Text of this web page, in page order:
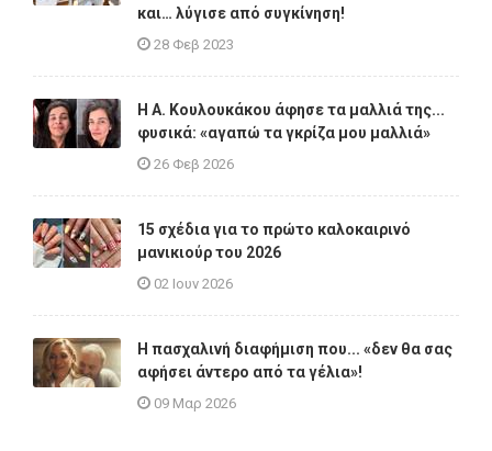
και… λύγισε από συγκίνηση!
28 Φεβ 2023
Η A. Κουλουκάκου άφησε τα μαλλιά της...
φυσικά: «αγαπώ τα γκρίζα μου μαλλιά»
26 Φεβ 2026
15 σχέδια για το πρώτο καλοκαιρινό
μανικιούρ του 2026
02 Ιουν 2026
Η πασχαλινή διαφήμιση που... «δεν θα σας
αφήσει άντερο από τα γέλια»!
09 Μαρ 2026